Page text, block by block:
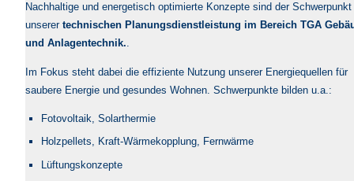
Nachhaltige und energetisch optimierte Konzepte sind der Schwerpunkt
unserer technischen Planungsdienstleistung im Bereich TGA
und Anlagentechnik..
Im Fokus steht dabei die effiziente Nutzung unserer Energiequellen für
saubere Energie und gesundes Wohnen. Schwerpunkte bilden u.a.:
Fotovoltaik, Solarthermie
Holzpellets, Kraft-Wärmekopplung, Fernwärme
Lüftungskonzepte